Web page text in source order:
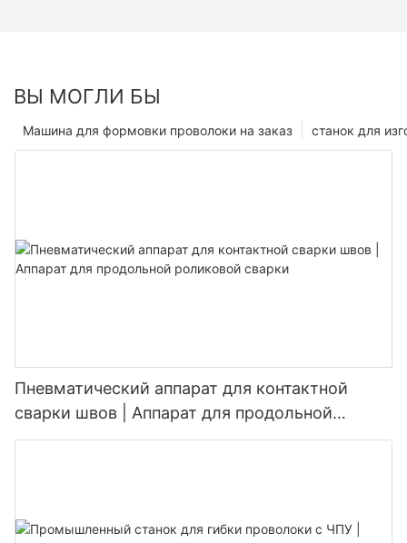
ВЫ МОГЛИ БЫ
станок для
Машина для формовки проволоки на заказ
Пневматический аппарат для контактной
сварки швов | Аппарат для продольной
роликовой сварки